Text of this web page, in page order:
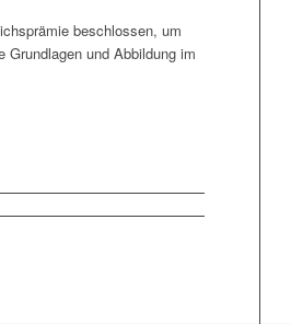
beschlossen, um
und Abbildung im